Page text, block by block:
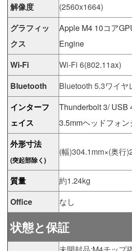
解像度
(2560x1664)
グラフィッ
クス
Apple M4 10コア
Engine
Wi-Fi
Wi-Fi 6(802.11ax)
Bluetooth
Bluetooth 5.3ワイヤ
インターフ
ェイス
Thunderbolt 3/ USB
3.5mmヘッドフォン
外形寸法
(突起部除く)
(幅)304.1mm×(奥行
質量
約1.24kg
Office
なし
状態と保証